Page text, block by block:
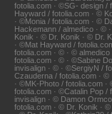
fotolia.com · ©SG- design /
Hayward / fotolia.com · ©
· ©Monia / fotolia.com · ©
Hackemann / almedico · ©
Konik · © Dr. Konik · © Dr.
· ©Mat Hayward /
fotolia.com · © · ©
fotolia.com · © · ©Sabine
invisalign · © · ©SergiyN /
Czauderna / fotolia.com · ©
· ©MK-Photo / fotolia.com
fotolia.com · ©Catalin Pop /
invisalign · © Damon
fotolia.com · © Dr. Konik ·